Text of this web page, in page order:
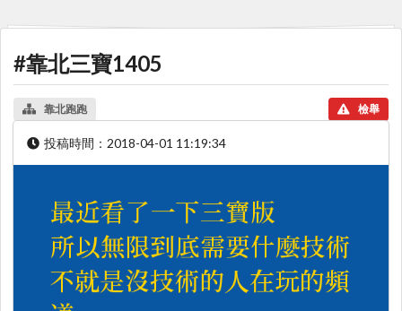
#靠北三寶1405
靠北跑跑 檢舉
投稿時間： 2018-04-01 11:19:34